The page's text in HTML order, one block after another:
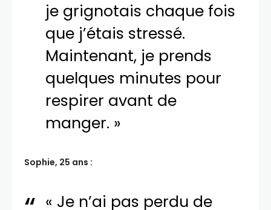
je grignotais chaque fois
que j’étais stressé.
Maintenant, je prends
quelques minutes pour
respirer avant de
manger. »
Sophie, 25 ans :
« Je n’ai pas perdu de